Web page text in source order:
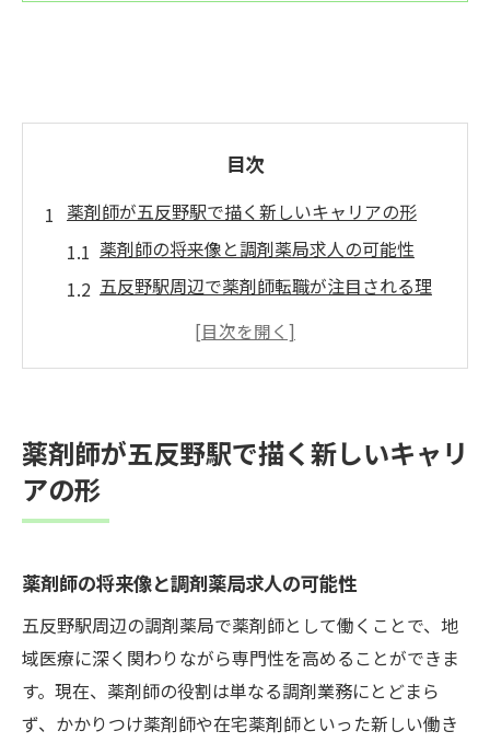
目次
薬剤師が五反野駅で描く新しいキャリアの形
薬剤師の将来像と調剤薬局求人の可能性
五反野駅周辺で薬剤師転職が注目される理
視点
薬剤師として成長できる環境を見極める方
法
調剤薬局で実現する薬剤師の柔軟な働き方
薬剤師求人選びで重視したいワークライフ
バランス
薬剤師が五反野駅で描く新しいキャリ
アの形
薬剤師の将来像と調剤薬局求人の可能性
五反野駅周辺の調剤薬局で薬剤師として働くことで、地
域医療に深く関わりながら専門性を高めることができま
す。現在、薬剤師の役割は単なる調剤業務にとどまら
ず、かかりつけ薬剤師や在宅薬剤師といった新しい働き